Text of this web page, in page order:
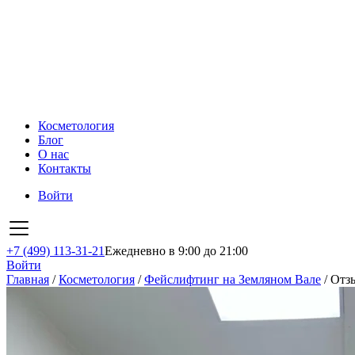
Косметология
Блог
О нас
Контакты
Войти
+7 (499) 113-31-21Ежедневно в 9:00 до 21:00
Войти
Главная /Косметология /Фейслифтинг на Земляном Вале /